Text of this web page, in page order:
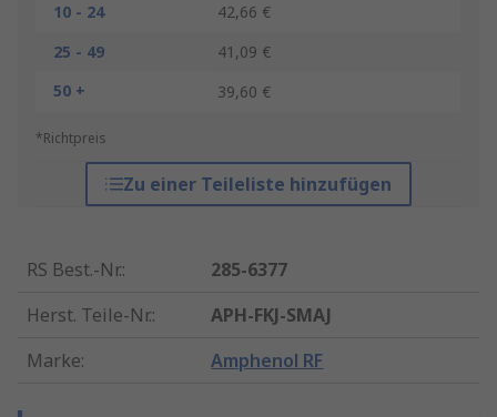
10 - 24
42,66 €
25 - 49
41,09 €
50 +
39,60 €
*Richtpreis
Zu einer Teileliste hinzufügen
RS Best.-Nr.:
285-6377
Herst. Teile-Nr.:
APH-FKJ-SMAJ
Marke: Amphenol RF